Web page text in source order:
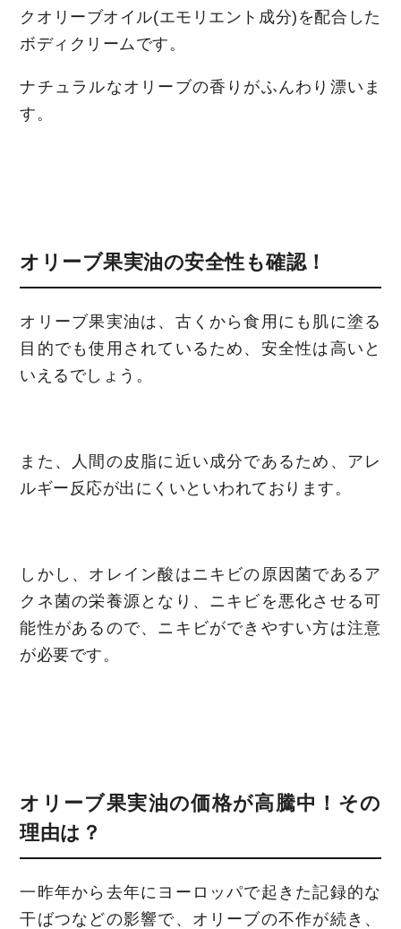
クオリーブオイル(エモリエント成分)を配合した
ボディクリームです。
ナチュラルなオリーブの香りがふんわり漂いま
す。
オリーブ果実油の安全性も確認！
オリーブ果実油は、古くから食用にも肌に塗る
目的でも使用されているため、安全性は高いと
いえるでしょう。
また、人間の皮脂に近い成分であるため、アレ
ルギー反応が出にくいといわれております。
しかし、オレイン酸はニキビの原因菌であるア
クネ菌の栄養源となり、ニキビを悪化させる可
能性があるので、ニキビができやすい方は注意
が必要です。
オリーブ果実油の価格が高騰中！その
理由は？
一昨年から去年にヨーロッパで起きた記録的な
干ばつなどの影響で、オリーブの不作が続き、